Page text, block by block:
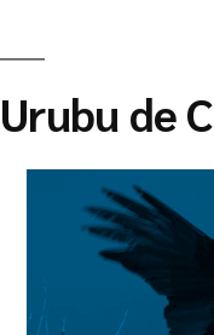
Urubu de